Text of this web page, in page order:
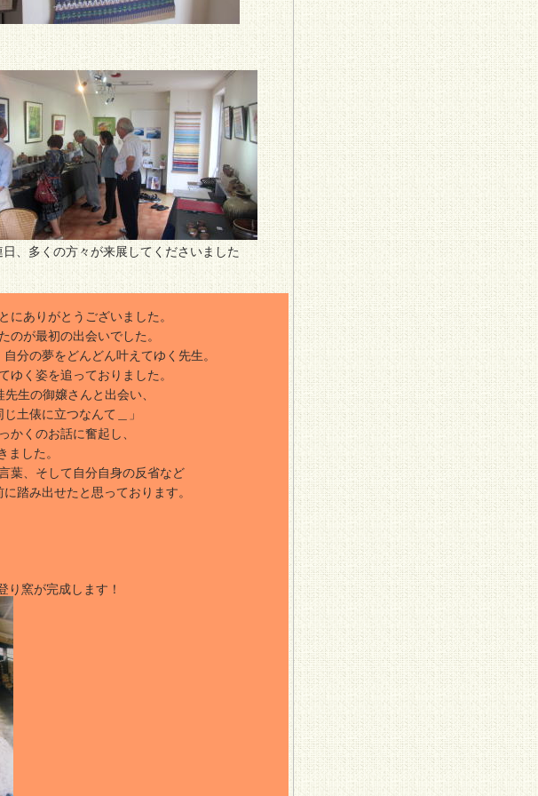
日、多くの方々が来展してくださいました
にありがとうございました。
のが最初の出会いでした。
分の夢をどんどん叶えてゆく先生。
ゆく姿を追っておりました。
生の御嬢さんと出会い、
土俵に立つなんて＿」
かくのお話に奮起し、
ました。
葉、そして自分自身の反省など
踏み出せたと思っております。
り窯が完成します！